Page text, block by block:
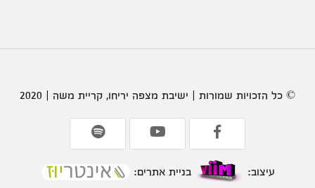
© כל הזכויות שמורות | ישיבת מצפה יריחו, קריית משה | 2020
עיצוב:
בניית אתרים: